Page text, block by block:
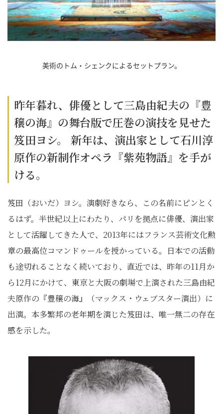
美術のトム・シェンクによるセットプラン。
昨年暮れ、俳優として三島由紀夫の『豊
穣の海』の舞台版で圧巻の演技を見せた
笈田ヨシ。 新年は、演出家として石川淳
原作の新制作オペラ『紫苑物語』を手が
ける。
笈田（おいだ）ヨシ。演劇好きなら、この名前にピンとく
るはず。半世紀以上にわたり、パリを拠点に俳優、演出家
として活躍してきた人で、2013年にはフランス芸術文化勲
章の最高位コマンドゥールを授かっている。日本での活動
も途切れることなく続いており、直近では、昨年の11月か
ら12月にかけて、東京と大阪の劇場で上演された三島由紀
夫原作の『豊穣の海』（マックス・ウェブスター演出）に
出演。本多繁邦の老年期を演じた笈田は、唯一無二の存在
感を示した。